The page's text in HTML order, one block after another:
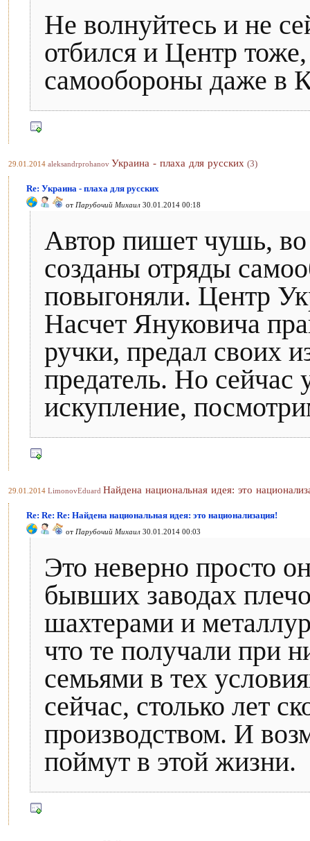
Не волнуйтесь и не
отбился и Центр
самообороны даже в
29.01.2014 aleksandrprohanov Украина - плаха для русских (3)
Re: Украина - плаха для русских
от Парубочий Михаил 30.01.2014 00:18
Автор пишет чушь,
созданы отряды
повыгоняли. Центр
Насчет Януковича
ручки, предал своих
предатель. Но сейчас
искупление,
29.01.2014 LimonovEduard Найдена национальная идея: это
Re: Re: Re: Найдена национальная идея: это национализация!
от Парубочий Михаил 30.01.2014 00:03
Это неверно просто
бывших заводах
шахтерами и
что те получали при
семьями в тех
сейчас, столько лет
производством. И
поймут в этой жизни.